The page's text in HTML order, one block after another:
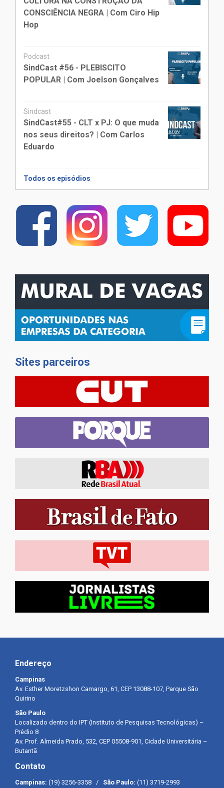
CONSCIÊNCIA NEGRA | Com Ciro Hip
Hop
Podcast
SindCast #56 - PLEBISCITO
POPULAR | Com Joelson Gonçalves
Sindcast
SindCast#55 - CLT x PJ: O que muda
nos seus direitos? | Com Carlos
Eduardo
Todos os episódios
Sites parceiros
Endereço
Campinas
Av. Esther Moretzshon Camargo, 61, CEP 13088-107, Parque São
Quirino
São Paulo
Localizado dentro do IPT (Instituto de Pesquisas Tecnológicas) –
Prédio 8
Av. Prof. Almeida Prado, 532, CEP 05508-901, Cidade Universitária –
Butantã
Contato
Campinas: (19) 3256-3358 / São Paulo: (11) 3719-2993